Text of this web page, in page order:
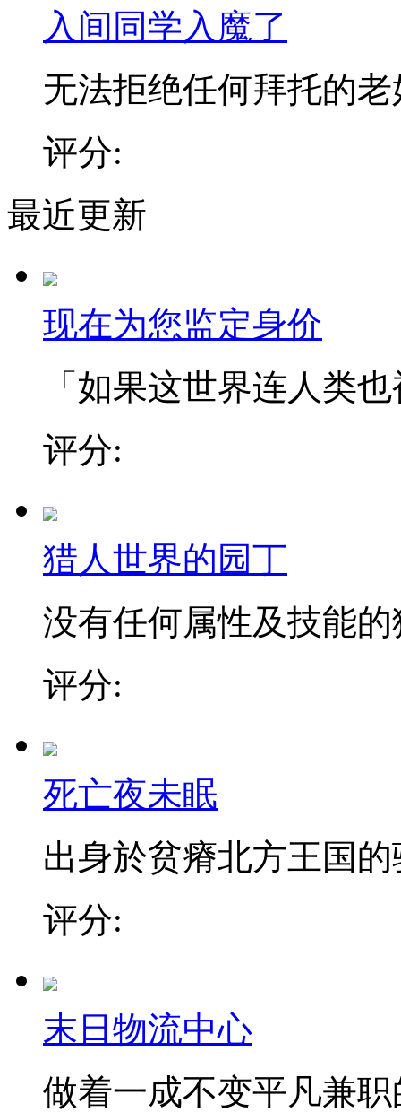
入间同学入魔了
无法拒绝任何拜托的老
评分:
最近更新
现在为您监定身价
「如果这世界连人类
评分:
猎人世界的园丁
没有任何属性及技能的
评分:
死亡夜未眠
出身於贫瘠北方王国的
评分:
末日物流中心
做着一成不变平凡兼职